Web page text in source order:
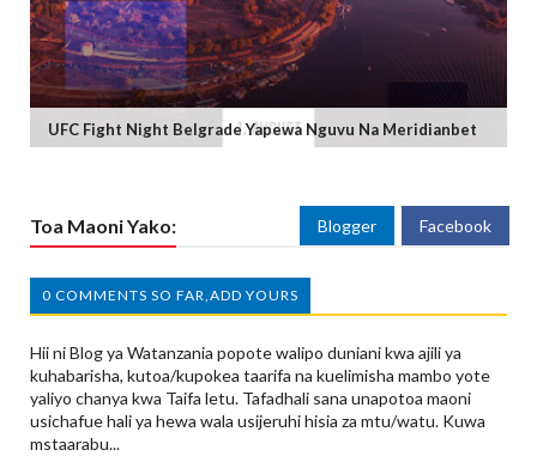
UFC Fight Night Belgrade Yapewa Nguvu Na Meridianbet
Toa Maoni Yako: Blogger Facebook
0 COMMENTS SO FAR,ADD YOURS
Hii ni Blog ya Watanzania popote walipo duniani kwa ajili ya
kuhabarisha, kutoa/kupokea taarifa na kuelimisha mambo yote
yaliyo chanya kwa Taifa letu. Tafadhali sana unapotoa maoni
usichafue hali ya hewa wala usijeruhi hisia za mtu/watu. Kuwa
mstaarabu...